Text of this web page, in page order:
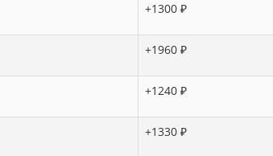
+1300 ₽
+1960 ₽
+1240 ₽
+1330 ₽